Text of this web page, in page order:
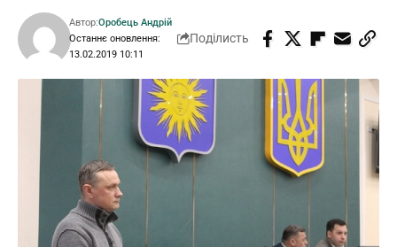
Останнє оновлення:
13.02.2019 10:11
Автор:Оробець Андрій
Поділисть